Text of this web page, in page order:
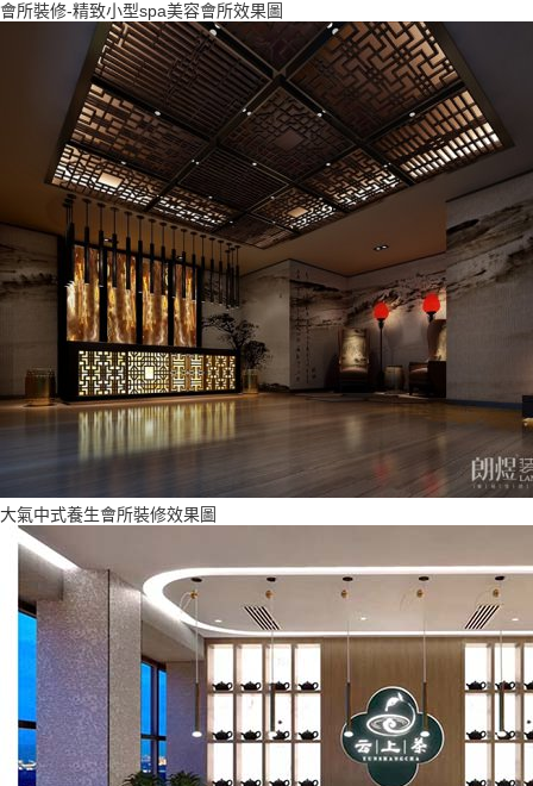
會所裝修-精致小型spa美容會所效果圖
大氣中式養生會所裝修效果圖